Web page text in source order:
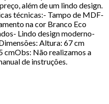
além de um lindo design.
técnicas:- Tampo de MDF-
na cor Branco Eco
Lindo design moderno-
Altura: 67 cm
cmObs: Não realizamos a
de instruções.